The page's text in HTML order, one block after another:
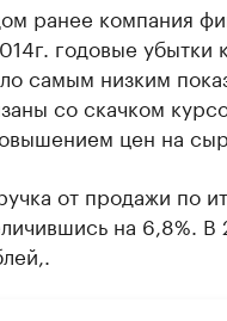
ранее компания
годовые убытки
самым низким
со скачком
цен на
от продажи по
на 6,8%. В